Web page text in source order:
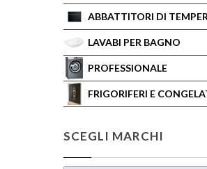
ABBATTITORI DI
LAVABI PER BAGNO
PROFESSIONALE
FRIGORIFERI E
SCEGLI MARCHI